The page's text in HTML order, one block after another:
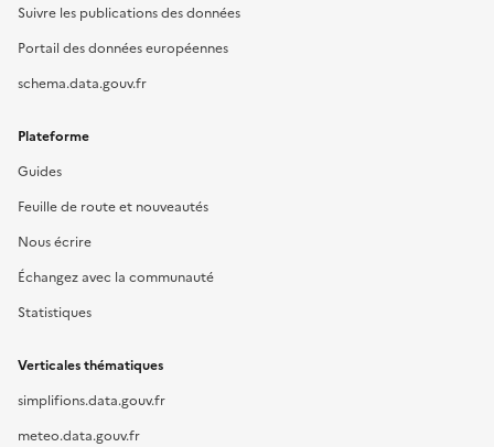
Suivre les publications des données
Portail des données européennes
schema.data.gouv.fr
Plateforme
Guides
Feuille de route et nouveautés
Nous écrire
Échangez avec la communauté
Statistiques
Verticales thématiques
simplifions.data.gouv.fr
meteo.data.gouv.fr